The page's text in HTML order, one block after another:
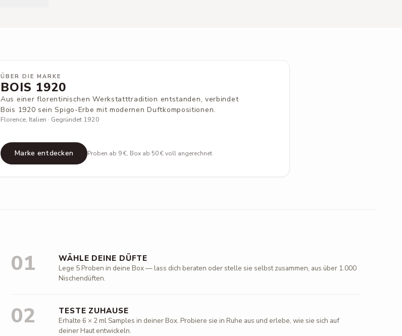
ÜBER DIE MARKE
BOIS 1920
Aus einer florentinischen Werkstatttradition entstanden, verbindet
Bois 1920 sein Spigo-Erbe mit modernen Duftkompositionen.
Florence, Italien · Gegründet 1920
Marke entdecken Proben ab 9 €, Box ab 50 € voll angerechnet
01 WÄHLE DEINE DÜFTE
Lege 5 Proben in deine Box — lass dich beraten oder stelle sie selbst zusammen, aus über 1.000
Nischendüften.
02 TESTE ZUHAUSE
Erhalte 6 × 2 ml Samples in deiner Box. Probiere sie in Ruhe aus und erlebe, wie sie sich auf
deiner Haut entwickeln.